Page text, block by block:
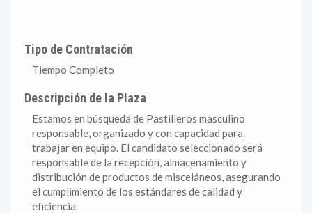
Tipo de Contratación
Tiempo Completo
Descripción de la Plaza
Estamos en búsqueda de Pastilleros masculino
responsable, organizado y con capacidad para
trabajar en equipo. El candidato seleccionado será
responsable de la recepción, almacenamiento y
distribución de productos de misceláneos, asegurando
el cumplimiento de los estándares de calidad y
eficiencia.